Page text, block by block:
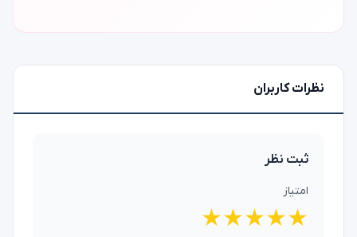
نظرات کاربران
ثبت نظر
امتیاز
★
★
★
★
★